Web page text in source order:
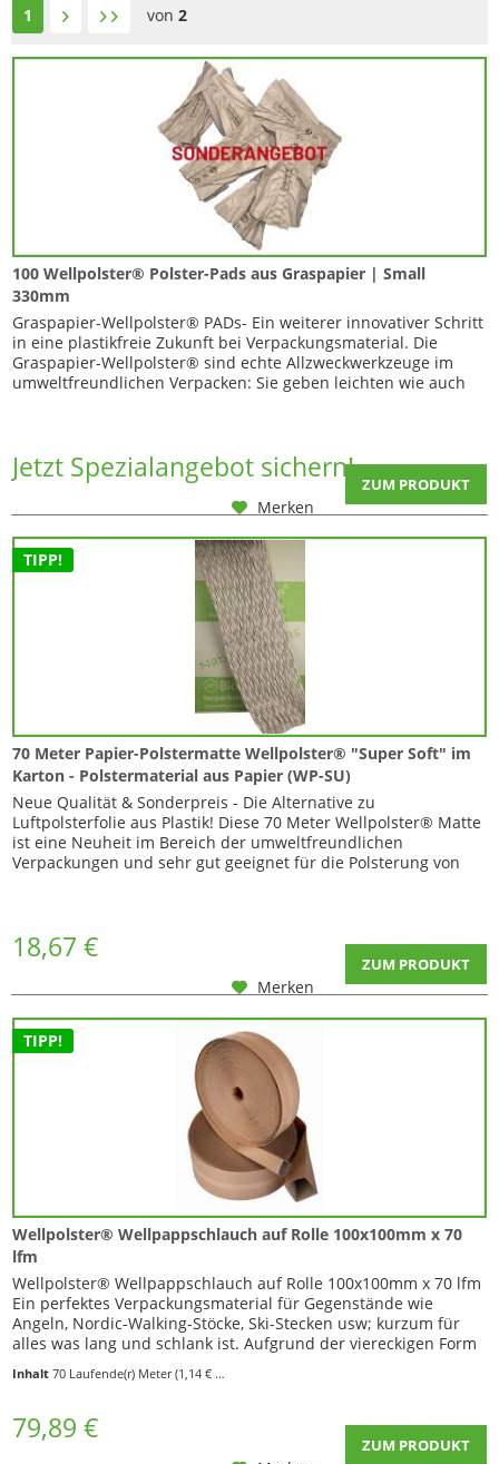
1 von 2
100 Wellpolster® Polster-Pads aus Graspapier | Small
330mm
Graspapier-Wellpolster® PADs- Ein weiterer innovativer Schritt
in eine plastikfreie Zukunft bei Verpackungsmaterial. Die
Graspapier-Wellpolster® sind echte Allzweckwerkzeuge im
umweltfreundlichen Verpacken: Sie geben leichten wie auch
Jetzt Spezialangebot sichern! ZUM PRODUKT
Merken
TIPP!
70 Meter Papier-Polstermatte Wellpolster® "Super Soft" im
Karton - Polstermaterial aus Papier (WP-SU)
Neue Qualität & Sonderpreis - Die Alternative zu
Luftpolsterfolie aus Plastik! Diese 70 Meter Wellpolster® Matte
ist eine Neuheit im Bereich der umweltfreundlichen
Verpackungen und sehr gut geeignet für die Polsterung von
18,67 € ZUM PRODUKT
Merken
TIPP!
Wellpolster® Wellpappschlauch auf Rolle 100x100mm x 70
lfm
Wellpolster® Wellpappschlauch auf Rolle 100x100mm x 70 lfm
Ein perfektes Verpackungsmaterial für Gegenstände wie
Angeln, Nordic-Walking-Stöcke, Ski-Stecken usw; kurzum für
alles was lang und schlank ist. Aufgrund der viereckigen Form
runden Versandhülsen seitens der Paketdienste erhoben wird
Inhalt70 Laufende(r) Meter(1,14 € * / 1 Laufende(r) Meter)
79,89 € ZUM PRODUKT